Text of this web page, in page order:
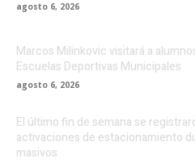
agosto 6, 2026
Marcos Milinkovic visitará a
Escuelas Deportivas Municipales
agosto 6, 2026
El último fin de semana se
activaciones de estacionamiento
masivos